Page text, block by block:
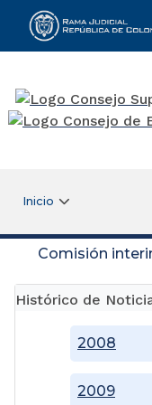
Rama
Inicio
Comisión
Histórico de
2008
2009